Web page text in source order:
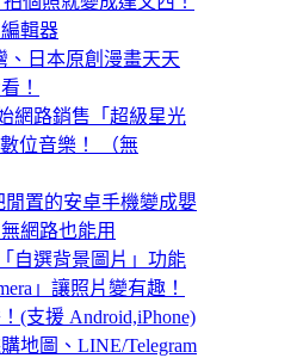
輯器
、日本原創漫畫天天
！
網路銷售「超級星光
位音樂！ （無
閒置的安卓手機變成嬰
網路也能用
自選背景圖片」功能
」讓照片變有趣！
(支援 Android,iPhone)
地圖、LINE/Telegram